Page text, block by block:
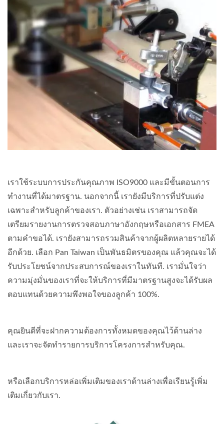
เราใช้ระบบการประกันคุณภาพ ISO9000 และมีขั้นตอนการ
ทำงานที่ได้มาตรฐาน. นอกจากนี้ เรายังมีบริการที่ปรับแต่ง
เฉพาะสำหรับลูกค้าของเรา. ตัวอย่างเช่น เราสามารถจัด
เตรียมรายงานการตรวจสอบภาษาอังกฤษหรือเอกสาร FMEA
ตามคำขอได้. เรายังสามารถรวมสินค้าจากผู้ผลิตหลายรายได้
อีกด้วย. เลือก Pan Taiwan เป็นพันธมิตรของคุณ แล้วคุณจะได้
รับประโยชน์จากประสบการณ์ของเราในทันที. เรามั่นใจว่า
ความมุ่งมั่นของเราที่จะให้บริการที่มีมาตรฐานสูงจะได้รับผล
ตอบแทนด้วยความพึงพอใจของลูกค้า 100%.
คุณยินดีที่จะฝากความต้องการทั้งหมดของคุณไว้ด้านล่าง
และเราจะจัดทำรายการบริการโครงการสำหรับคุณ.
หรือเลือกบริการหล่อเพิ่มเติมของเราด้านล่างเพื่อเรียนรู้เพิ่ม
เติมเกี่ยวกับเรา.